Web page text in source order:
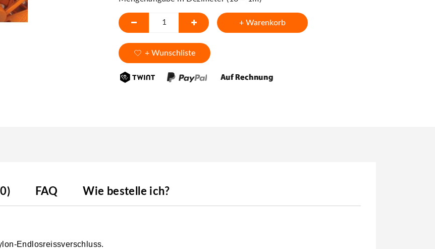
+ Warenkorb
+ Wunschliste
FAQ Wie bestelle ich?
Endlosreissverschluss.